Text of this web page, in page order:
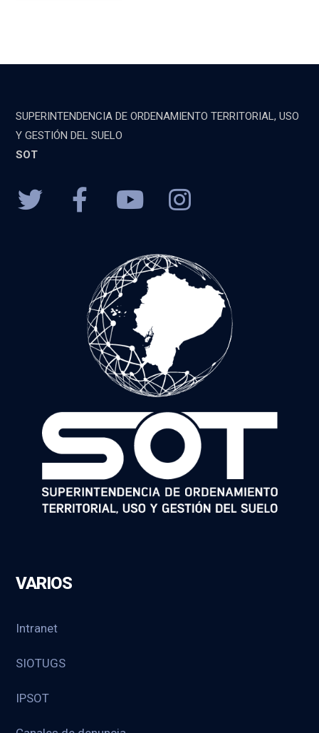
SUPERINTENDENCIA DE ORDENAMIENTO TERRITORIAL, USO
Y GESTIÓN DEL SUELO
SOT
VARIOS
Intranet
SIOTUGS
IPSOT